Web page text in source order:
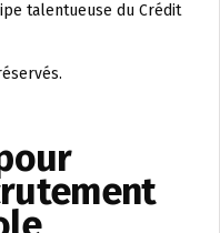
talentueuse du Crédit